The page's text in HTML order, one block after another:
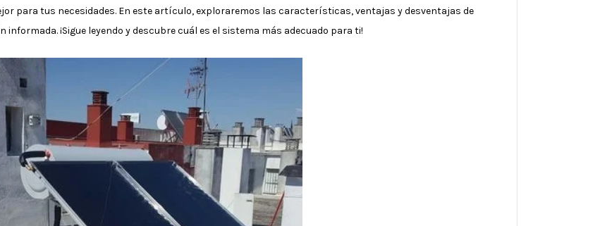
para tus necesidades. En este artículo, exploraremos las características, ventajas y desventajas de
¡Sigue leyendo y descubre cuál es el sistema más adecuado para ti!